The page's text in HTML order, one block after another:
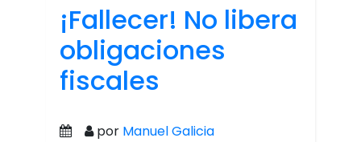
¡Fallecer! No libera
obligaciones
fiscales
por Manuel Galicia